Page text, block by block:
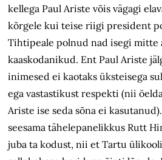
kellega Paul Ariste võis vägagi
kõrgele kui teise riigi president
Tihtipeale polnud nad isegi mitte
kaaskodanikud. Ent Paul Ariste
inimesed ei kaotaks üksteisega
ega vastastikust respekti (nii
Ariste ise seda sõna ei
seesama tähelepanelikkus Rutt
juba ta kodust, nii et Tartu